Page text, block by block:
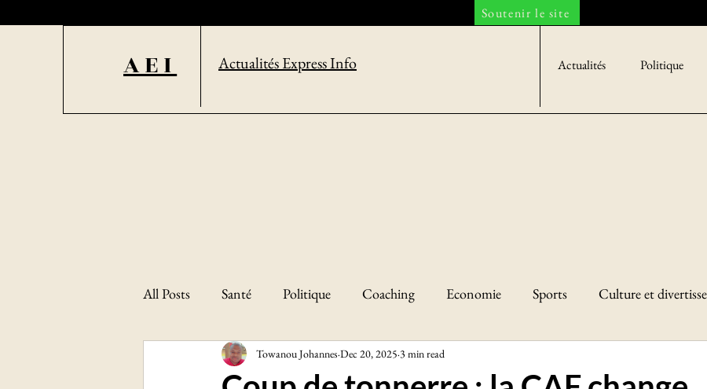
Soutenir le site
AEI Actualités Express Info Actualités Politique
All Posts Santé Politique Coaching Economie Sports Culture et
Sciences et technologies Société
Towanou Johannes Dec 20, 2025 3 min read